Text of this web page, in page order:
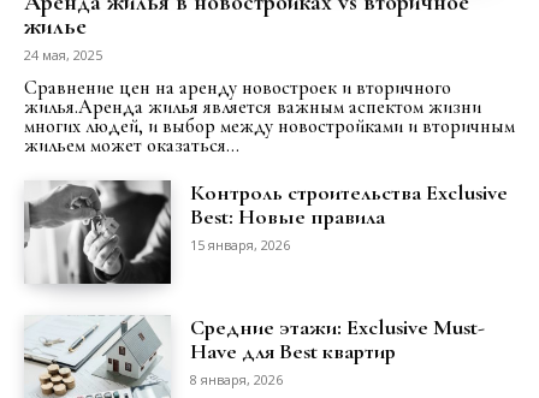
жилье
24 мая, 2025
Сравнение цен на аренду новостроек и вторичного
жилья.Аренда жилья является важным аспектом жизни
многих людей, и выбор между новостройками и вторичным
жильем может оказаться...
Контроль строительства Exclusive
Best: Новые правила
15 января, 2026
Средние этажи: Exclusive Must-
Have для Best квартир
8 января, 2026